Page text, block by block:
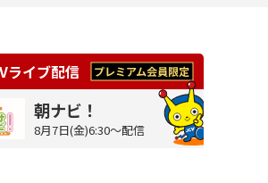
ライブ配信
朝ナビ！
8月7日(金)6:30～配信